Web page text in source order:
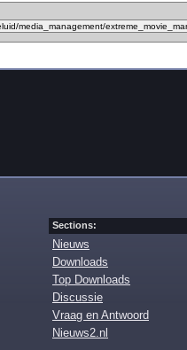
Sections:
Nieuws
Downloads
Top Downloads
Discussie
Vraag en Antwoord
Nieuws2.nl